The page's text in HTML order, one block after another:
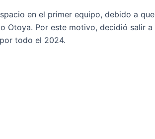
en el primer equipo, debido a que
Otoya. Por este motivo, decidió salir a
todo el 2024.